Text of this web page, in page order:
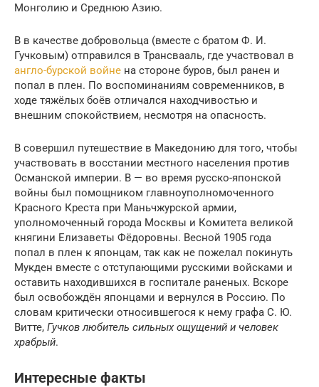
Монголию и Среднюю Азию.
В в качестве добровольца (вместе с братом Ф. И.
Гучковым) отправился в Трансвааль, где участвовал в
англо-бурской войне на стороне буров, был ранен и
попал в плен. По воспоминаниям современников, в
ходе тяжёлых боёв отличался находчивостью и
внешним спокойствием, несмотря на опасность.
В совершил путешествие в Македонию для того, чтобы
участвовать в восстании местного населения против
Османской империи. В — во время русско-японской
войны был помощником главноуполномоченного
Красного Креста при Маньчжурской армии,
уполномоченный города Москвы и Комитета великой
княгини Елизаветы Фёдоровны. Весной 1905 года
попал в плен к японцам, так как не пожелал покинуть
Мукден вместе с отступающими русскими войсками и
оставить находившихся в госпитале раненых. Вскоре
был освобождён японцами и вернулся в Россию. По
словам критически относившегося к нему графа С. Ю.
Витте, Гучков любитель сильных ощущений и человек
храбрый.
Интересные факты